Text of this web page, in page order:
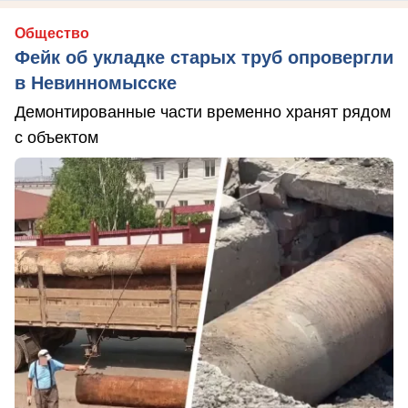
Общество
Фейк об укладке старых труб опровергли
в Невинномысске
Демонтированные части временно хранят рядом
с объектом